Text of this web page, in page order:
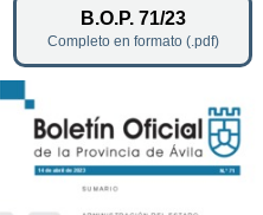
B.O.P. 71/23
Completo en formato (.pdf)